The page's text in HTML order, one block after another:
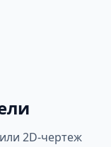
2D-чертеж